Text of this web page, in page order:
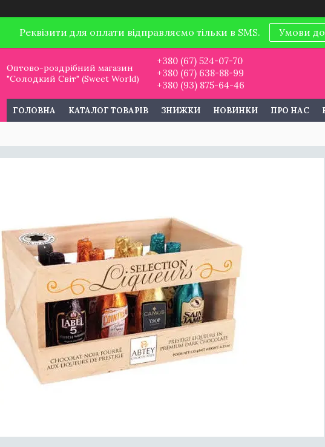
Реквізити для оплати відправляємо тільки в SMS. Умови
Оптово-роздрібний магазин
"Солодкий Світ" (Sweet World)
+380 (67) 524-07-70
+380 (67) 638-88-99
+380 (93) 875-64-46
ГОЛОВНА КАТАЛОГ ТОВАРІВ ЗНИЖКИ НОВИНКИ ПРО НАС